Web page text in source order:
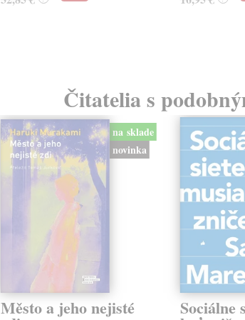
Čitatelia s
na sklade
novinka
Město a jeho nejisté Sociálne